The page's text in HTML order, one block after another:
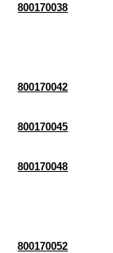
800170038
800170042
800170045
800170048
800170052